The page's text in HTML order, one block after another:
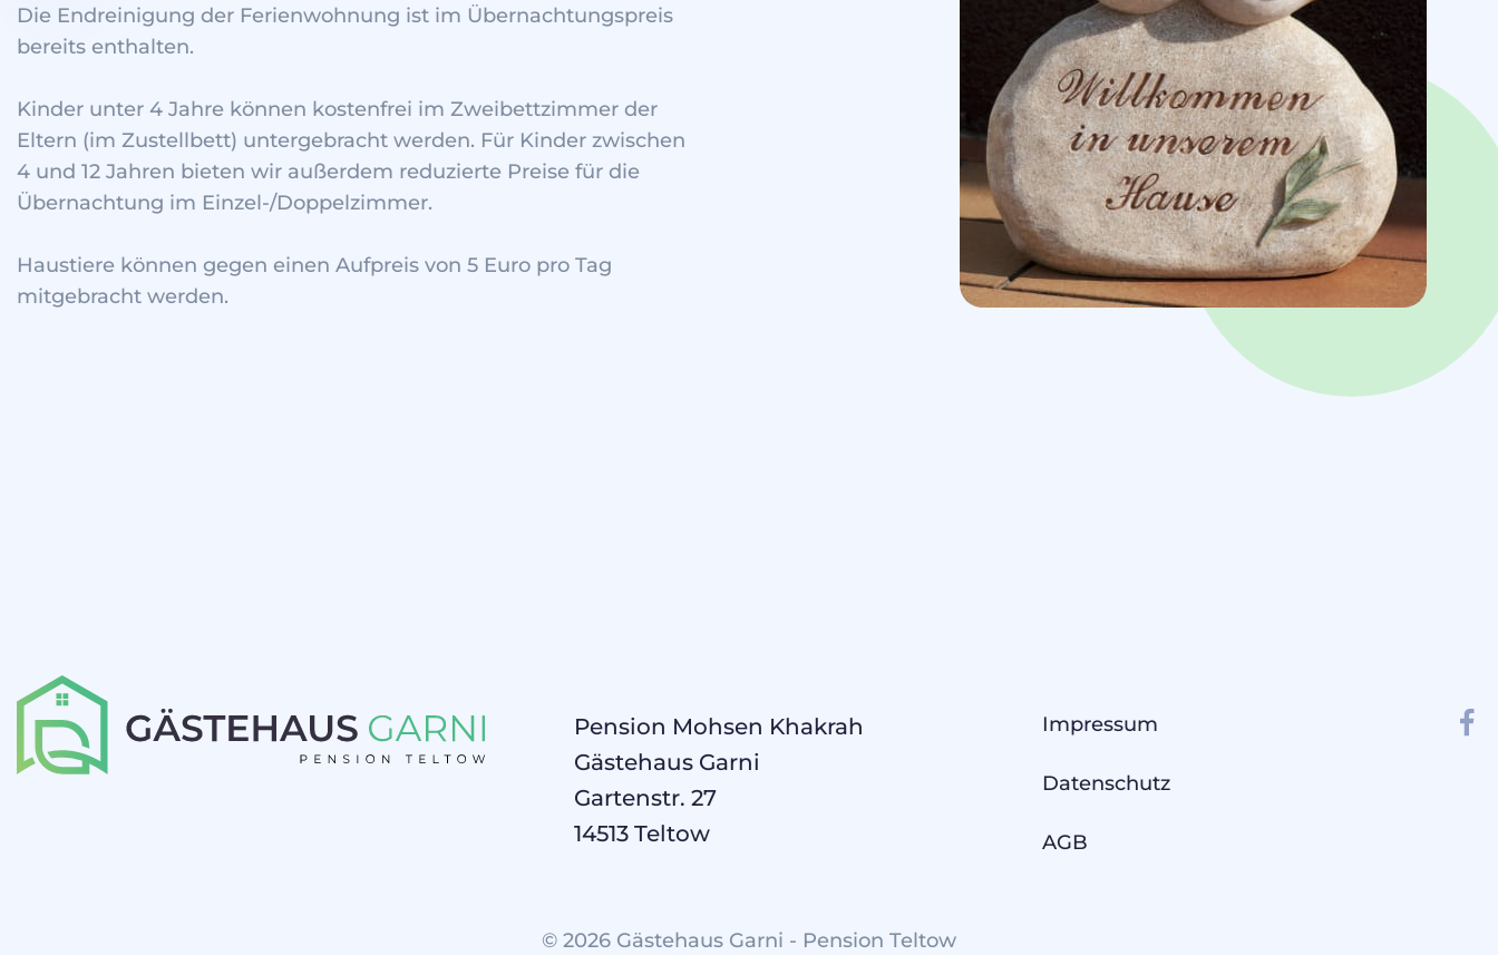
Die Endreinigung der Ferienwohnung ist im Übernachtungspreis
bereits enthalten.
Kinder unter 4 Jahre können kostenfrei im Zweibettzimmer der
Eltern (im Zustellbett) untergebracht werden. Für Kinder zwischen
4 und 12 Jahren bieten wir außerdem reduzierte Preise für die
Übernachtung im Einzel-/Doppelzimmer.
Haustiere können gegen einen Aufpreis von 5 Euro pro Tag
mitgebracht werden.
Pension Mohsen Khakrah
Gästehaus Garni
Gartenstr. 27
14513 Teltow
Impressum
Datenschutz
AGB
© 2026 Gästehaus Garni - Pension Teltow